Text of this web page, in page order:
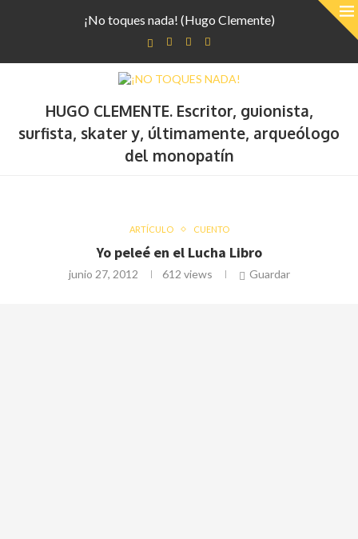
¡No toques nada! (Hugo Clemente)
HUGO CLEMENTE. Escritor, guionista,
surfista, skater y, últimamente, arqueólogo
del monopatín
ARTÍCULO CUENTO
Yo peleé en el Lucha Libro
junio 27, 2012 612 views Guardar